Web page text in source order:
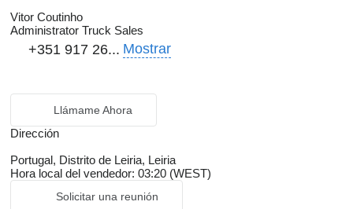
Vitor Coutinho
Administrator Truck Sales
+351 917 26... Mostrar
Llámame Ahora
Dirección
Portugal, Distrito de Leiria, Leiria
Hora local del vendedor: 03:20 (WEST)
Solicitar una reunión